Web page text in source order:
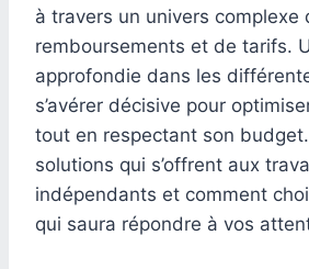
à travers un univers complexe
remboursements et de tarifs.
approfondie dans les
s’avérer décisive pour
tout en respectant son
solutions qui s’offrent aux
indépendants et comment
qui saura répondre à vos